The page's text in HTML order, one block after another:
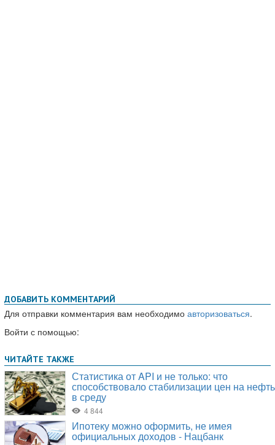
ДОБАВИТЬ КОММЕНТАРИЙ
Для отправки комментария вам необходимо авторизоваться.
Войти с помощью: